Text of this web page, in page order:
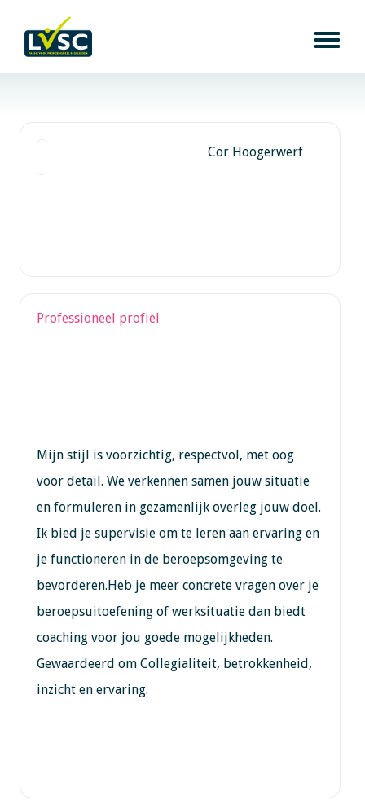
Cor Hoogerwerf
Professioneel profiel
Mijn stijl is voorzichtig, respectvol, met oog
voor detail. We verkennen samen jouw situatie
en formuleren in gezamenlijk overleg jouw doel.
Ik bied je supervisie om te leren aan ervaring en
je functioneren in de beroepsomgeving te
bevorderen.Heb je meer concrete vragen over je
beroepsuitoefening of werksituatie dan biedt
coaching voor jou goede mogelijkheden.
Gewaardeerd om Collegialiteit, betrokkenheid,
inzicht en ervaring.